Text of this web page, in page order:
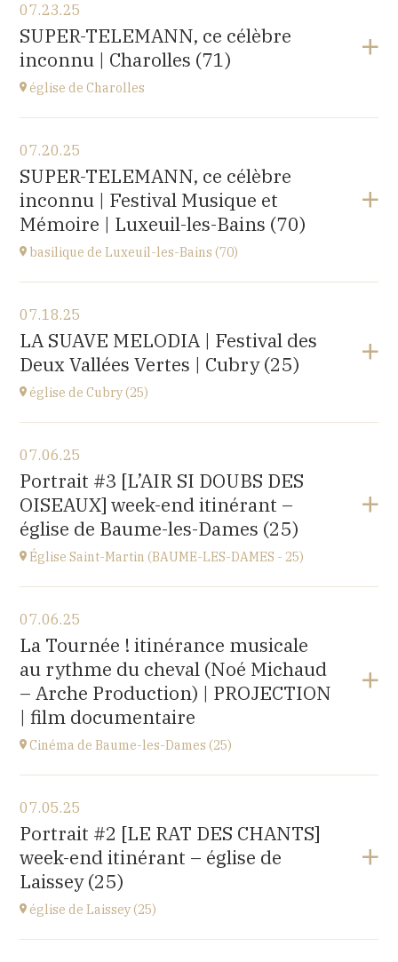
collégiale Saint-Pierre,
rue du docteur Lucante, 32480 La Romieu
at19H00
Buy your tickets
07.23.25
SUPER-TELEMANN, ce célèbre
inconnu | Charolles (71)
église de Charolles
église du Sacré-Coeur,
8 Place de l'Église, 71120 Charolles
at11H
Go to site
07.20.25
SUPER-TELEMANN, ce célèbre
inconnu | Festival Musique et
Mémoire | Luxeuil-les-Bains (70)
basilique de Luxeuil-les-Bains (70)
Basilique Saint Pierre,
place de l'Abbaye, 70300 Luxeuil-les-Bains
at21H00
Buy your tickets
07.18.25
LA SUAVE MELODIA | Festival des
Deux Vallées Vertes | Cubry (25)
église de Cubry (25)
église Saint-Léger,
rue du Château, 25680 Cubry
at20H00
07.06.25
Portrait #3 [L’AIR SI DOUBS DES
OISEAUX] week-end itinérant –
église de Baume-les-Dames (25)
Église Saint-Martin (BAUME-LES-DAMES - 25)
église Saint-Martin,
place St Martin, 25110 Baume-les-Dames
at17H00
07.06.25
La Tournée ! itinérance musicale
au rythme du cheval (Noé Michaud
– Arche Production) | PROJECTION
| film documentaire
Cinéma de Baume-les-Dames (25)
Stella Cinéma,
14 rue Juifs, 25110 Baume les Dames
at14H30
07.05.25
Portrait #2 [LE RAT DES CHANTS]
week-end itinérant – église de
Laissey (25)
église de Laissey (25)